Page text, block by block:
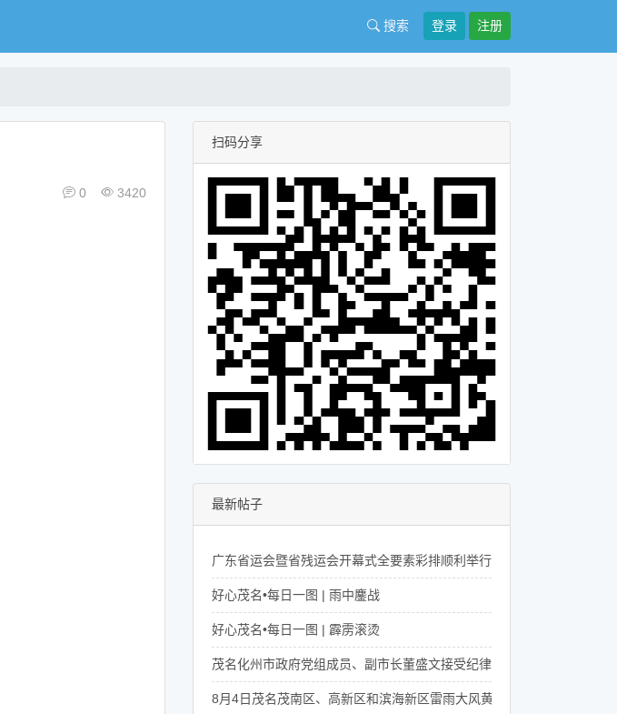
搜索 登录 注册
0 3420
扫码分享
最新帖子
广东省运会暨省残运会开幕式全要素彩排顺利举行，亮点抢先看！
好心茂名•每日一图 | 雨中鏖战
好心茂名•每日一图 | 霹雳滚烫
茂名化州市政府党组成员、副市长董盛文接受纪律审查和监察调查
8月4日茂名茂南区、高新区和滨海新区雷雨大风黄色预警